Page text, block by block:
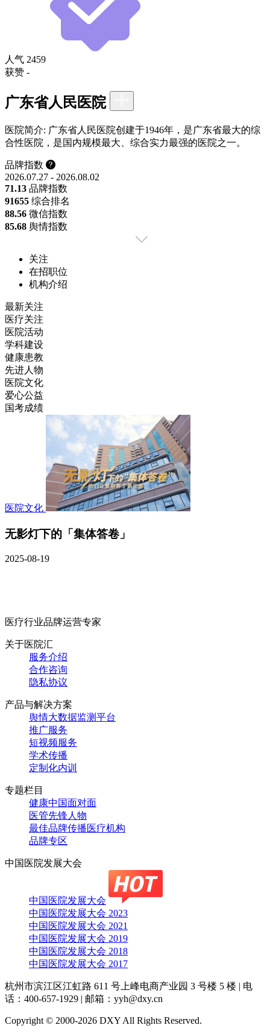
人气 2459
获赞 -
广东省人民医院
医院简介: 广东省人民医院创建于1946年，是广东省最大的综
合性医院，是国内规模最大、综合实力最强的医院之一。
品牌指数
2026.07.27 - 2026.08.02
71.13 品牌指数
91655 综合排名
88.56 微信指数
85.68 舆情指数
关注
在招职位
机构介绍
最新关注
医疗关注
医院活动
学科建设
健康患教
先进人物
医院文化
爱心公益
国考成绩
医院文化
无影灯下的「集体答卷」
2025-08-19
医疗行业品牌运营专家
关于医院汇
服务介绍
合作咨询
隐私协议
产品与解决方案
舆情大数据监测平台
推广服务
短视频服务
学术传播
定制化内训
专题栏目
健康中国面对面
医管先锋人物
最佳品牌传播医疗机构
品牌专区
中国医院发展大会
中国医院发展大会
中国医院发展大会 2023
中国医院发展大会 2021
中国医院发展大会 2019
中国医院发展大会 2018
中国医院发展大会 2017
杭州市滨江区江虹路 611 号上峰电商产业园 3 号楼 5 楼 | 电
话：400-657-1929 | 邮箱：yyh@dxy.cn
Copyright © 2000-2026 DXY All Rights Reserved.